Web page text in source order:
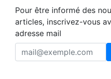
Pour être informé des
articles, inscrivez-vous
adresse mail